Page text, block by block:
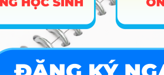
13
Quản lý chuỗi
cung ứng
A00; A01; A09; C14; C19; D01;
D03; D04; D07; D24; D25; D29;
D30; DD2; X02; X03; X26
A00; A01; A09; C14; C19; D01;
A08; C00; C19; D01; D03; D04;